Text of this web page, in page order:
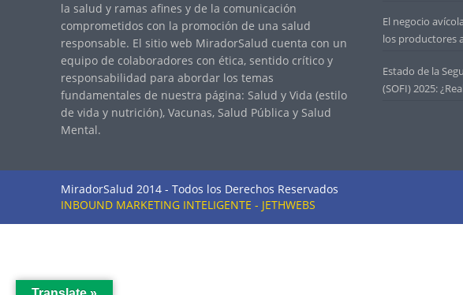
la salud y ramas afines y de la comunicación
comprometidos con la promoción de una salud
responsable. El sitio web MiradorSalud cuenta con un
equipo de colaboradores con ética, sentido crítico y
responsabilidad para abordar los temas
fundamentales de nuestra página: Salud y Vida (estilo
de vida y nutrición), Vacunas, Salud Pública y Salud
Mental.
El negocio
los productores
Estado de la
(SOFI) 2025:
MiradorSalud 2014 - Todos los Derechos Reservados
INBOUND MARKETING INTELIGENTE - JETHWEBS